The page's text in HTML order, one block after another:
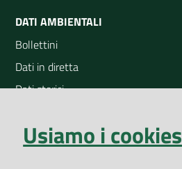
DATI AMBIENTALI
Bollettini
Dati in diretta
Dati storici
Open Data
Usiamo i cookies